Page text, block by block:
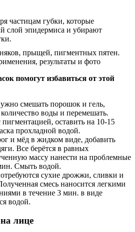
частицам губки, которые
слой эпидермиса и убирают
помогут избавиться от этой
смешать порошок и гель,
воды и перемешать.
оставить на 10-15
прохладной водой.
и мёд в жидком виде, добавить
Все берётся в равных
массу нанести на проблемные
Смыть водой.
сухие дрожжи, сливки и
смесь наносится легкими
в течение 3 мин. в виде
водой.
лице